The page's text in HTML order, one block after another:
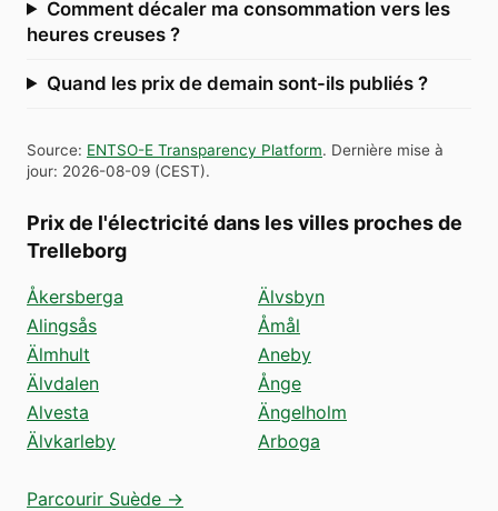
Comment décaler ma consommation vers les
heures creuses ?
Quand les prix de demain sont-ils publiés ?
Source: ENTSO-E Transparency Platform. Dernière mise à
jour: 2026-08-09 (CEST).
Prix de l'électricité dans les villes proches de
Trelleborg
Åkersberga
Alingsås
Älmhult
Älvdalen
Alvesta
Älvkarleby
Älvsbyn
Åmål
Aneby
Ånge
Ängelholm
Arboga
Parcourir Suède →